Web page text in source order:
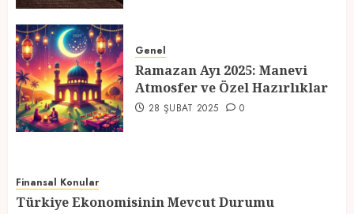
5
Atmosfer ve Özel Hazırlıklar
28 ŞUBAT 2025 0
Genel
Ramazan Ayı 2025: Manevi
Atmosfer ve Özel Hazırlıklar
28 ŞUBAT 2025 0
Finansal Konular
Türkiye Ekonomisinin Mevcut Durumu